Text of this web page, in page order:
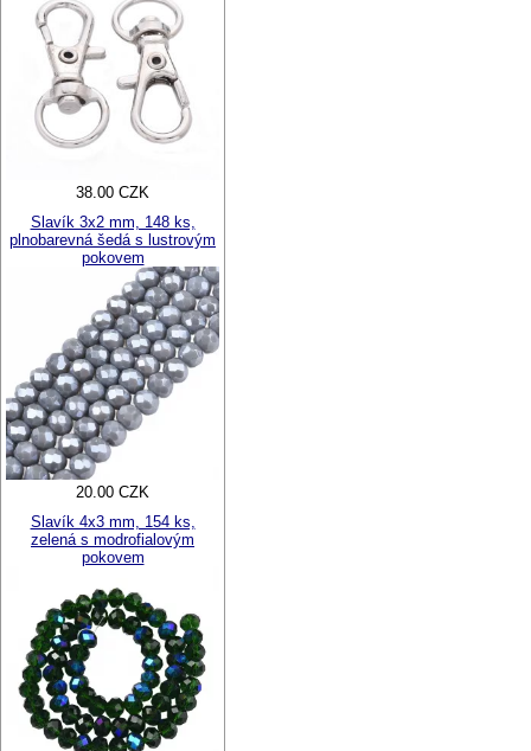
38.00 CZK
Slavík 3x2 mm, 148 ks,
plnobarevná šedá s lustrovým
pokovem
20.00 CZK
Slavík 4x3 mm, 154 ks,
zelená s modrofialovým
pokovem